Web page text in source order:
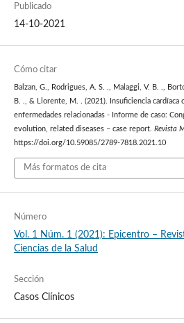
Publicado
14-10-2021
Cómo citar
Balzan, G., Rodrigues, A. S. ., Malaggi, V. B. .,
B. ., & Llorente, M. . (2021). Insuficiencia cardíaca
enfermedades relacionadas - Informe de caso:
evolution, related diseases – case report. Revista
https://doi.org/10.59085/2789-7818.2021.10
Más formatos de cita
Número
Vol. 1 Núm. 1 (2021): Epicentro –
Ciencias de la Salud
Sección
Casos Clínicos